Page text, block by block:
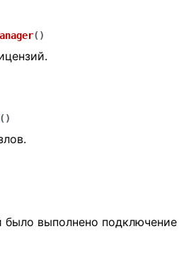
( )
( )
выполнено подключение